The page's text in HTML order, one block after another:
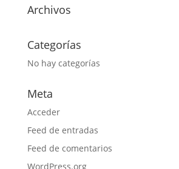
Archivos
Categorías
No hay categorías
Meta
Acceder
Feed de entradas
Feed de comentarios
WordPress.org